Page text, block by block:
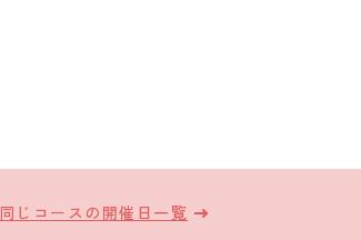
同じコースの開催日一覧